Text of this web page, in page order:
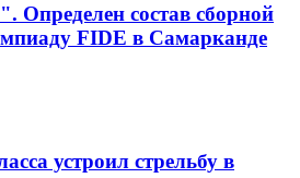
Определен состав сборной
FIDE в Самарканде
устроил стрельбу в